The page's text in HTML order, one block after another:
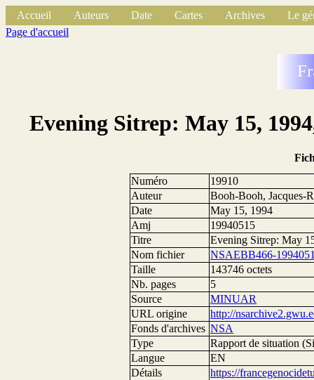
Accueil Auteurs Date Cartes Archives
Le
Page d'accueil
Evening Sitrep: May 15,
Numéro
19910
Auteur
Booh-Booh, Jacques-
Date
May 15, 1994
Amj
19940515
Titre
Evening Sitrep: May
Nom fichier
NSAEBB466-
Taille
143746 octets
Nb. pages
5
Source
MINUAR
URL origine
http://
Fonds d'archives NSA
Type
Rapport de situation
Langue
EN
Détails
https://